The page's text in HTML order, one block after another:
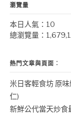
瀏覽量
本日人氣：10
總瀏覽量：
熱門文章與頁面︰
米日客輕食坊 原
仁)
新鮮公代當天炒食